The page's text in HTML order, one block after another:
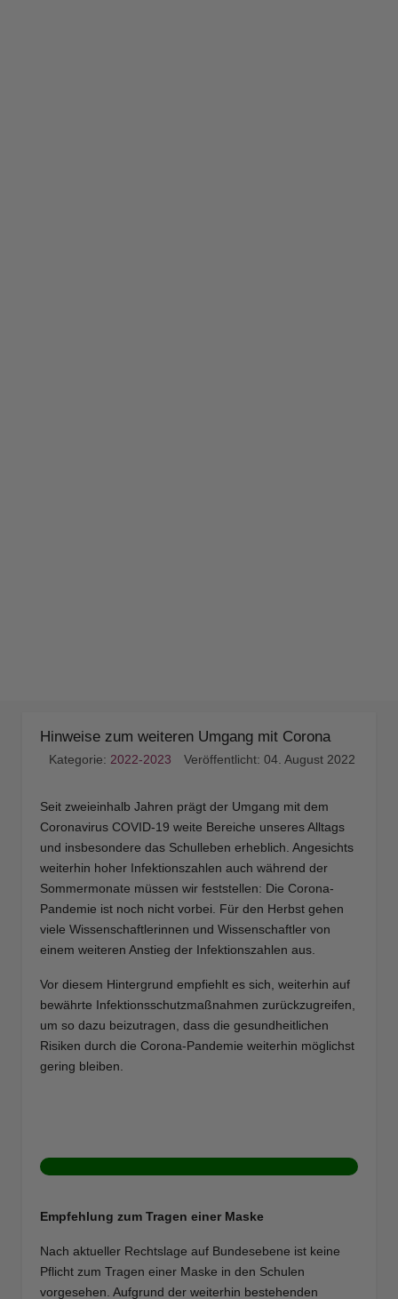
Hinweise zum weiteren Umgang mit Corona
Kategorie:2022-2023 Veröffentlicht: 04. August 2022
Seit zweieinhalb Jahren prägt der Umgang mit dem
Coronavirus COVID-19 weite Bereiche unseres Alltags
und insbesondere das Schulleben erheblich. Angesichts
weiterhin hoher Infektionszahlen auch während der
Sommermonate müssen wir feststellen: Die Corona-
Pandemie ist noch nicht vorbei. Für den Herbst gehen
viele Wissenschaftlerinnen und Wissenschaftler von
einem weiteren Anstieg der Infektionszahlen aus.
Vor diesem Hintergrund empfiehlt es sich, weiterhin auf
bewährte Infektionsschutzmaßnahmen zurückzugreifen,
um so dazu beizutragen, dass die gesundheitlichen
Risiken durch die Corona-Pandemie weiterhin möglichst
gering bleiben.
Empfehlung zum Tragen einer Maske
Nach aktueller Rechtslage auf Bundesebene ist keine
Pflicht zum Tragen einer Maske in den Schulen
vorgesehen. Aufgrund der weiterhin bestehenden